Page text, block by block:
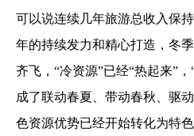
可以说连续几年旅游总收入保持
年的持续发力和精心打造，冬
齐飞，“冷资源”已经“热起来”
成了联动春夏、带动春秋
驱
色资源优势已经开始转化为特